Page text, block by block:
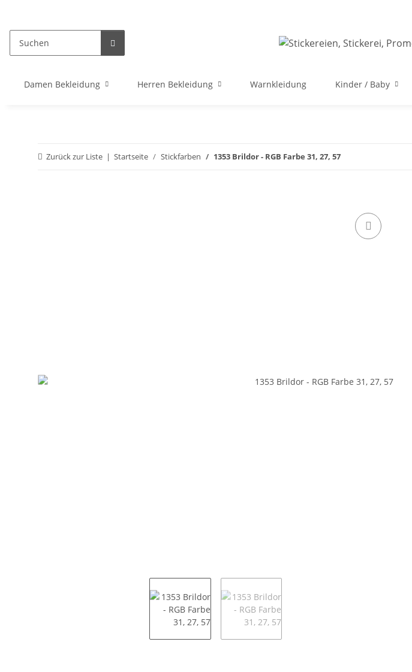
Damen Bekleidung Herren Bekleidung Warnkleidung Kinder / Baby
Zurück zur Liste Startseite Stickfarben 1353 Brildor - RGB Farbe 31, 27, 57